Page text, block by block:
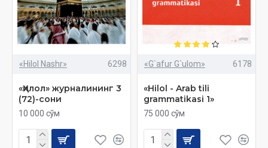
«Hilol Nashr» 6298
«Ҳилол» журналининг 3
(72)-сони
10 000 сўм
«G`afur G`ulom» 6178
«Hilol - Arab tili
grammatikasi 1»
75 000 сўм